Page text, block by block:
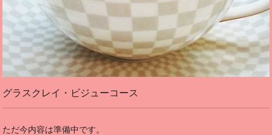
グラスクレイ・ビジューコース
ただ今内容は準備中です。